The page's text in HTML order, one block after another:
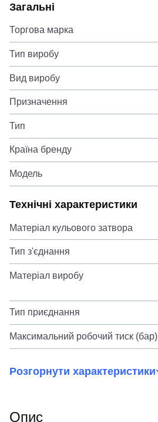
Загальні
Торгова марка
Тип виробу
Вид виробу
Призначення
Тип
Країна бренду
Модель
Технічні характеристики
Матеріал кульового затвора
Тип з'єднання
Матеріал виробу
Тип приєднання
Максимальний робочий тиск (бар)
Розгорнути характеристики
Опис